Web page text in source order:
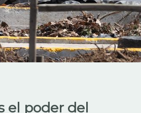
el poder del